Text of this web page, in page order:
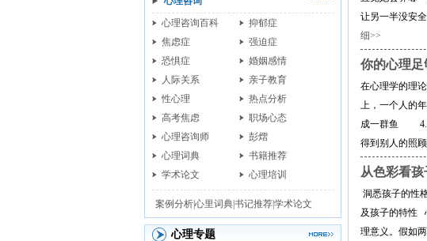
心理咨询百科
抑郁症
焦虑症
强迫症
恐惧症
婚姻感情
人际关系
亲子教育
性心理
热点分析
高考焦虑
职场心态
心理咨询师
彭熠
心理词典
书籍推荐
学术论文
心理培训
案例分析|心里词典|书记推荐|学术论文
心理专题
让另一半没安
细>>
你的心理足
在心理学的理
上，一个人的
成一群鱼 4.
得到别人的照顾
从色彩看
洞悉孩子的性
及孩子的特性
理意义。假如